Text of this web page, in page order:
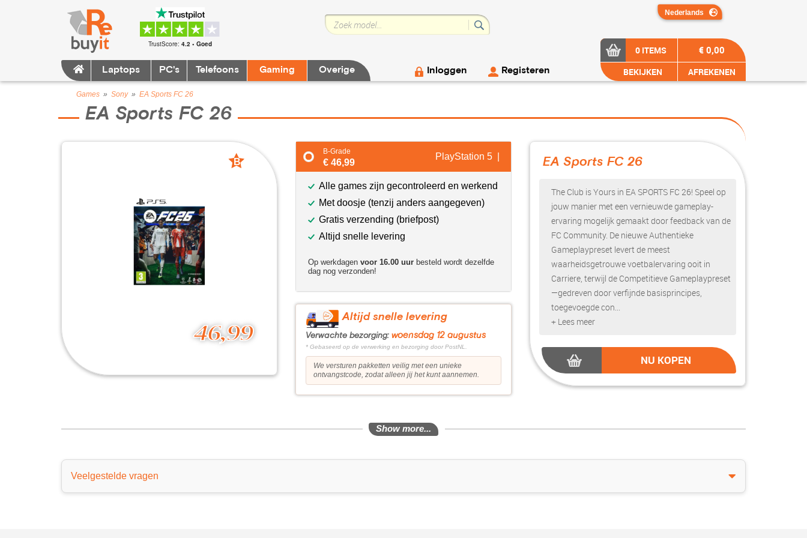
TrustScore: 4.2 • Goed
Laptops PC's Telefoons Gaming Overige Inloggen Registeren
0 ITEMS
BEKIJKEN
€ 0,00
AFREKENEN
Games » Sony» EA Sports FC 26
EA Sports FC 26
46,99
B
B-Grade
€ 46,99
PlayStation 5 |
Alle games zijn gecontroleerd en werkend
Met doosje (tenzij anders aangegeven)
Gratis verzending (briefpost)
Altijd snelle levering
Op werkdagen voor 16.00 uur besteld wordt dezelfde
dag nog verzonden!
Altijd snelle levering
Verwachte bezorging: woensdag 12 augustus
* Gebaseerd op de verwerking en bezorging door PostNL.
We versturen pakketten veilig met een unieke
ontvangstcode, zodat alleen jij het kunt aannemen.
EA Sports FC 26
The Club is Yours in EA SPORTS FC 26! Speel op
jouw manier met een vernieuwde gameplay-
ervaring mogelijk gemaakt door feedback van de
FC Community. De nieuwe Authentieke
Gameplaypreset levert de meest
waarheidsgetrouwe voetbalervaring ooit in
Carriere, terwijl de Competitieve Gameplaypreset
—gedreven door verfijnde basisprincipes,
toegevoegde con...
+ Lees meer
NU KOPEN
Show more...
Veelgestelde vragen